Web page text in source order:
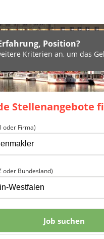
Position?
Kriterien an, um das
Stellenangebote
oder Firma)
oder Bundesland)